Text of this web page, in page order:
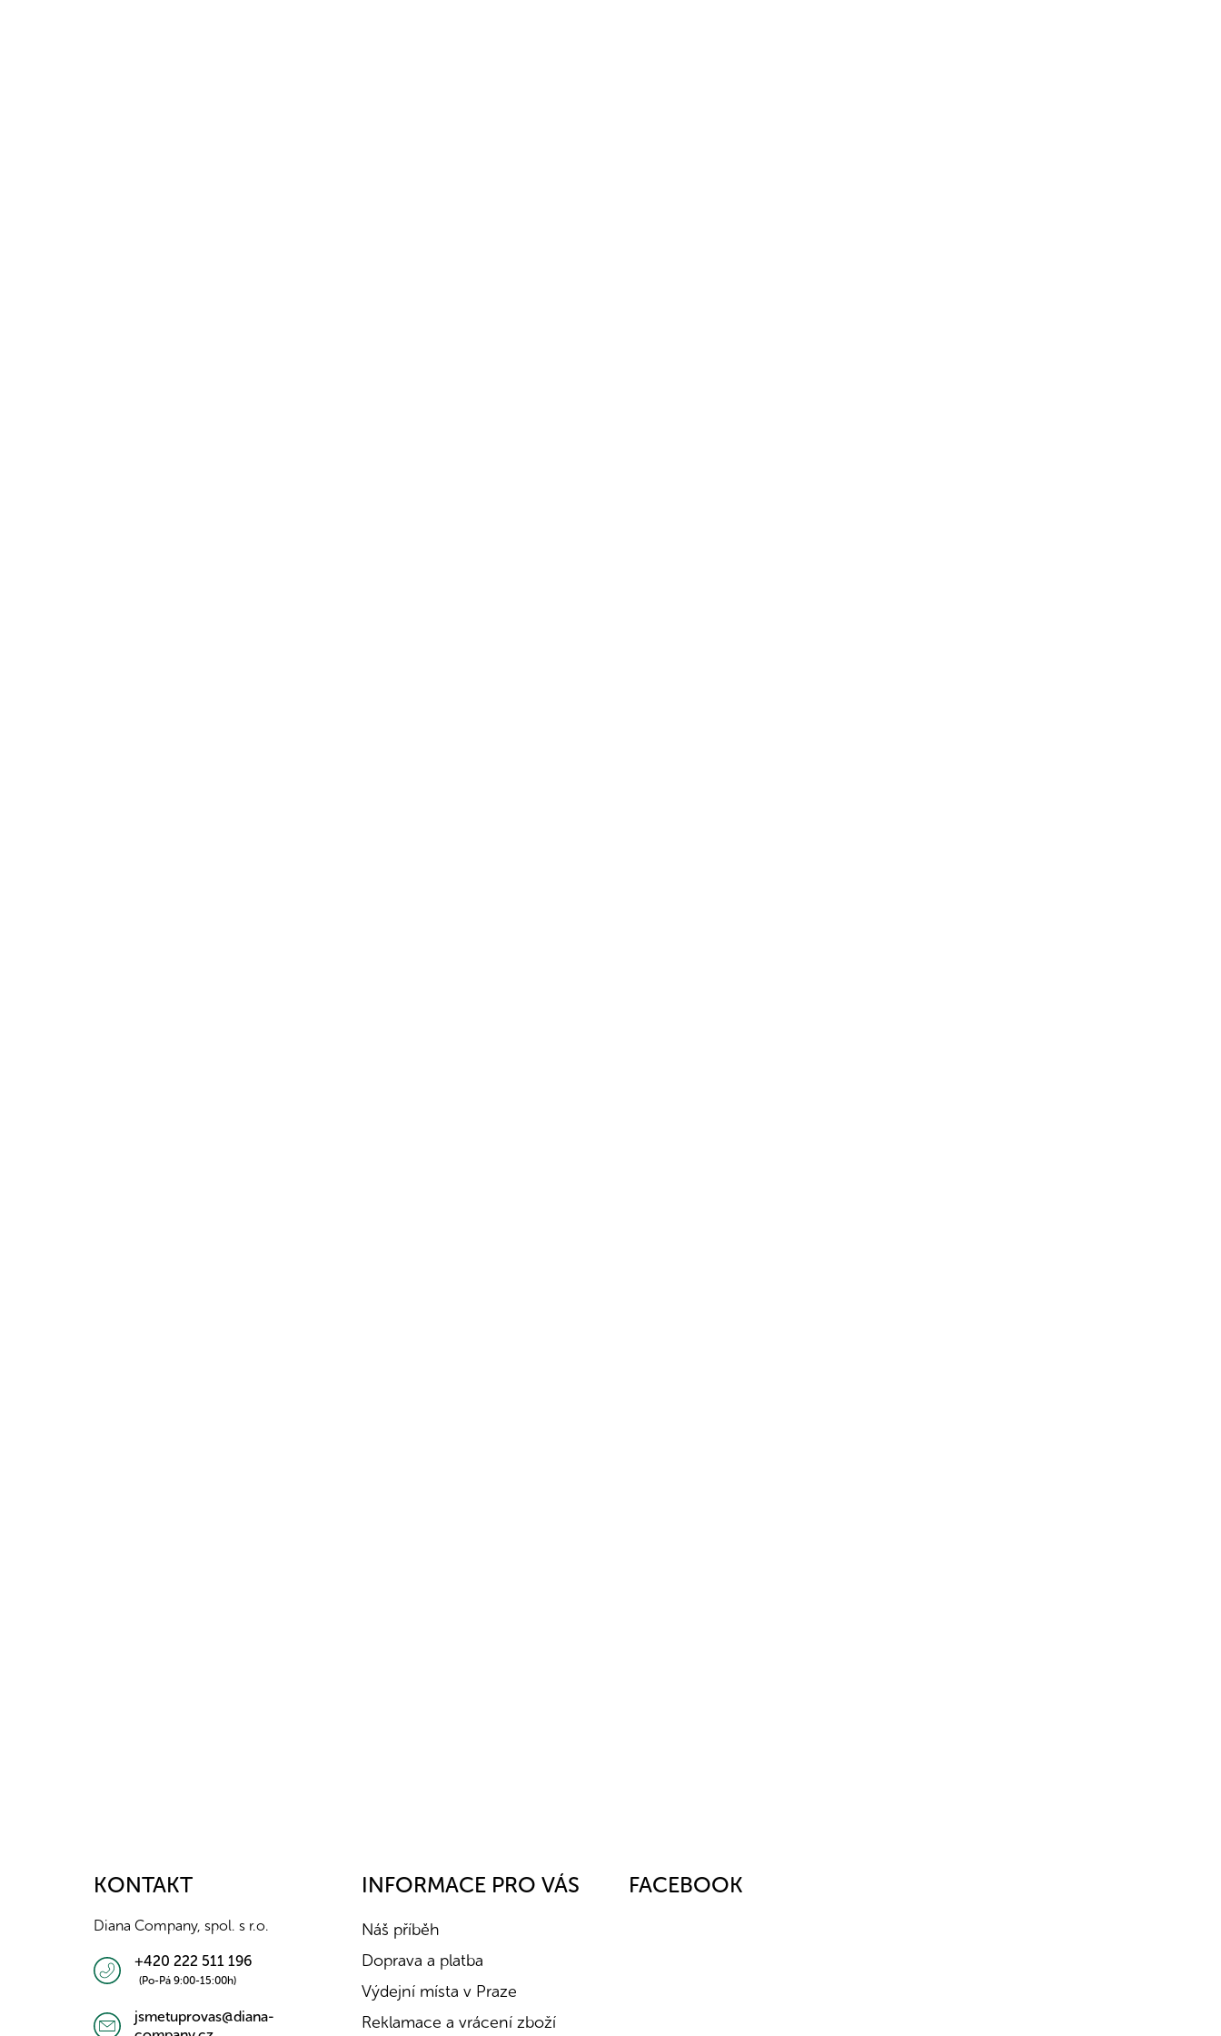
KONTAKT
Diana Company, spol. s r.o.
+420 222 511 196
(Po-Pá 9:00-15:00h)
jsmetuprovas@diana-
INFORMACE PRO VÁS
Náš příběh
Doprava a platba
Výdejní místa v Praze
Reklamace a vrácení zboží
FACEBOOK